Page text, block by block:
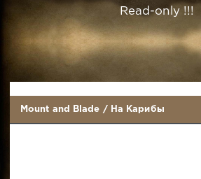
Read-only !!!
Mount and Blade / На Карибы